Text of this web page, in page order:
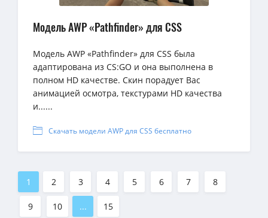
Модель AWP «Pathfinder» для CSS
Модель AWP «Pathfinder» для CSS была
адаптирована из CS:GO и она выполнена в
полном HD качестве. Скин порадует Вас
анимацией осмотра, текстурами HD качества
и......
Скачать модели AWP для CSS бесплатно
1 2 3 4 5 6 7 8
9 10 ... 15